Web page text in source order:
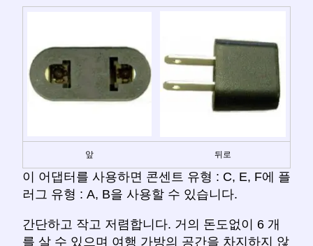
앞 뒤로
이 어댑터를 사용하면 콘센트 유형 : C, E, F에 플
러그 유형 : A, B을 사용할 수 있습니다.
간단하고 작고 저렴합니다. 거의 돈도없이 6 개
를 살 수 있으며 여행 가방의 공간을 차지하지 않